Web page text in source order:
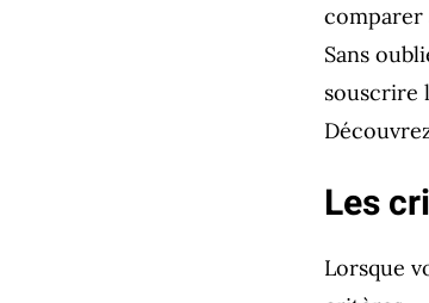
comparer
Sans
souscrire
Les
Lorsque